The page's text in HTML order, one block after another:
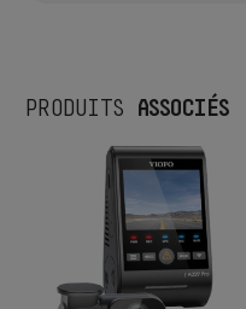
PRODUITS ASSOCIÉS